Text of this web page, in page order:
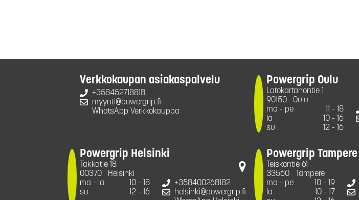
Verkkokaupan asiakaspalvelu
+358452718818
myynti@powergrip.fi
WhatsApp Verkkokauppa
Powergrip Oulu
Latokartanontie 1
90150
Oulu
ma - pe
11 - 18
la
10 - 16
su
12 - 16
Powergrip Helsinki
Takkatie 18
00370
Helsinki
ma - la
10 - 18
su
12 - 16
+358400268182
helsinki@powergrip.fi
Powergrip Tampere
Teiskontie 61
33560
Tampere
ma - pe
10 - 19
la
10 - 17